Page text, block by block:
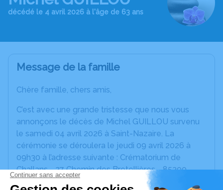
décédé le 4 avril 2026 à l'âge de 63 ans
Message de la famille
Chère famille, chers amis,
C’est avec une grande tristesse que nous vous
annonçons le décès de Michel GUILLOU survenu
le samedi 04 avril 2026 à Saint-Nazaire. La
cérémonie se déroulera le jeudi 09 avril 2026 à
09h30 à l’adresse suivante : Crématorium de
Challans - 27 Chemin des Bretellières - 85300
Challans.